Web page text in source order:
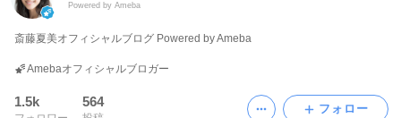
Powered by Ameba
斎藤夏美オフィシャルブログ Powered by Ameba
Amebaオフィシャルブロガー
1.5k 564 フォロー